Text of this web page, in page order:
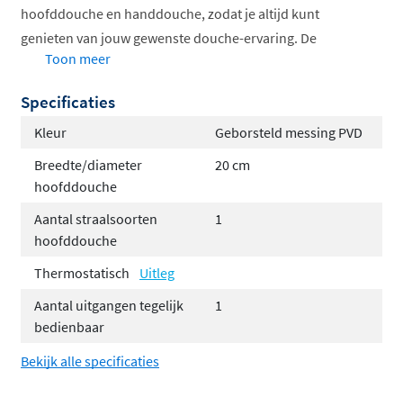
hoofddouche en handdouche, zodat je altijd kunt
genieten van jouw gewenste douche-ervaring. De
temperatuur dien je nog wel handmatig te mengen.
Je kunt de set volledig aanpassen naar jouw smaak met
de volgende opties:
Keuze uit 6 kleuren
Keuze uit 3 verschillende type hoofddouches
Hoofddouchebevestiging via een wandarm of een
plafondbuis, afhankelijk van jouw
badkamerontwerp.
een elegante staafhanddouche of een veelzijdige
Bevestig de handdouche op een vaste
Toon meer
Specificaties
Kleur
Geborsteld messing PVD
Breedte/diameter
hoofddouche
20 cm
Aantal straalsoorten
hoofddouche
1
Thermostatisch
Uitleg
Aantal uitgangen tegelijk
bedienbaar
1
Bekijk alle specificaties